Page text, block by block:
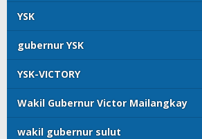
YSK
gubernur YSK
YSK-VICTORY
Wakil Gubernur Victor Mailangkay
wakil gubernur sulut